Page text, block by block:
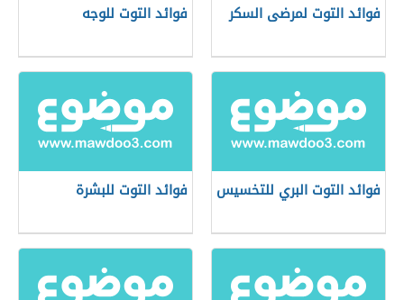
فوائد التوت لمرضى السكر فوائد التوت للوجه
فوائد التوت البري للتخسيس فوائد التوت للبشرة